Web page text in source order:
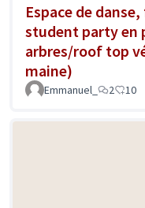
Espace de
student party en
arbres/roof top
maine)
Emmanuel_ 2 10